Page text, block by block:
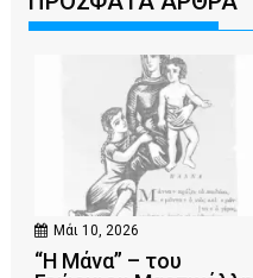
Μάι 10, 2026
“Η Μάνα” – του